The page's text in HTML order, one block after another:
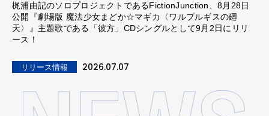
梶浦由記のソロプロジェクトであるFictionJunction、8月28日
公開『劇場版 魔法少女まどか☆マギカ〈ワルプルギスの廻
天〉』主題歌である「彼方」CDシングルとして9月2日にリリ
ース！
リリース情報 2026.07.07